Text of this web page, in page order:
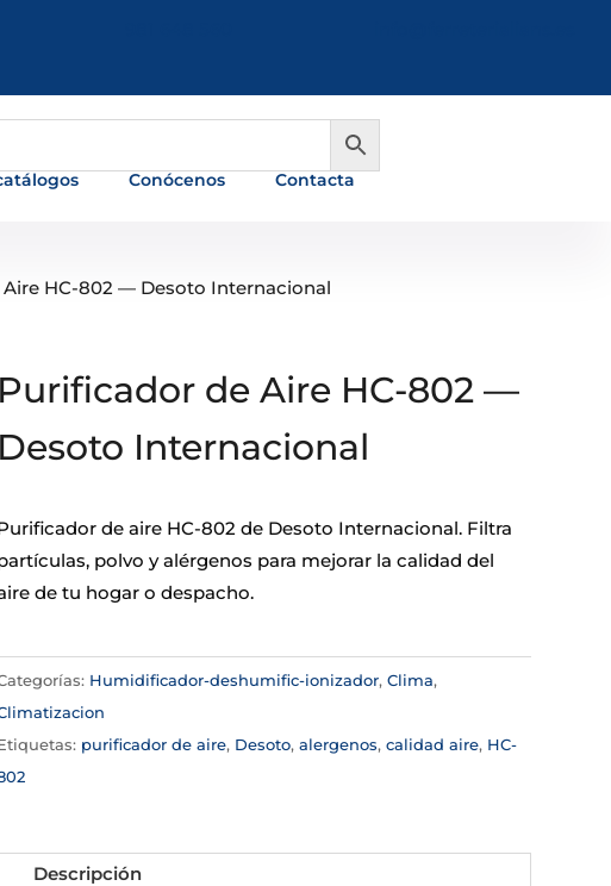
Conócenos Contacta
HC-802 — Desoto Internacional
Purificador de Aire HC-802 —
Desoto Internacional
de aire HC-802 de Desoto Internacional. Filtra
polvo y alérgenos para mejorar la calidad del
de tu hogar o despacho.
Humidificador-deshumific-ionizador, Clima,
purificador de aire, Desoto, alergenos, calidad aire, HC-
Descripción